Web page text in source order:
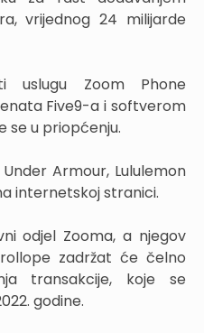
vrijednog 24 milijarde
uslugu Zoom Phone
Five9-a i softverom
se u priopćenju.
Armour, Lululemon
internetskoj stranici.
odjel Zooma, a njegov
zadržat će čelno
transakcije, koje se
godine.